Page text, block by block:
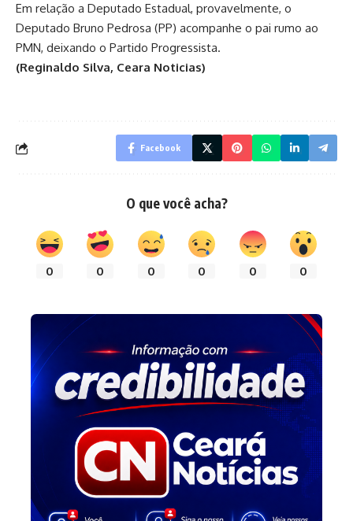
Em relação a Deputado Estadual, provavelmente, o
Deputado Bruno Pedrosa (PP) acompanhe o pai rumo ao
PMN, deixando o Partido Progressista.
(Reginaldo Silva, Ceara Noticias)
Facebook
O que você acha?
0 0 0 0 0 0